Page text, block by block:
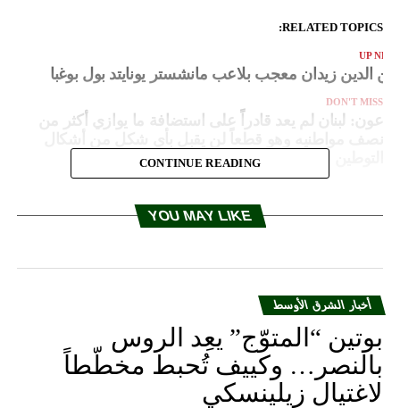
RELATED TOPICS:
UP
الدين زيدان معجب بلاعب مانشستر يونايتد بول بوغبا
DON'T MISS
عون: لبنان لم يعد قادراً على استضافة ما يوازي أكثر من
CONTINUE READING
YOU MAY LIKE
أخبار الشرق الأوسط
بوتين “المتوّج” يعِد الروس
بالنصر… وكييف تُحبط مخطّطاً
لاغتيال زيلينسكي